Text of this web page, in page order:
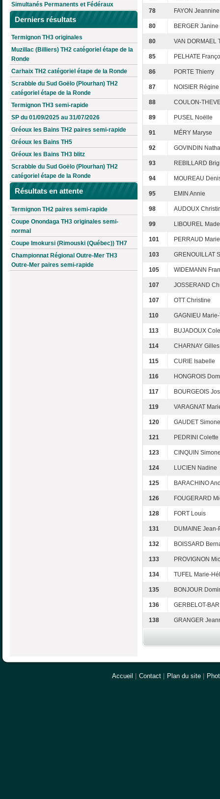
Simultanés Permanents et Fédéraux
Derniers résultats
Termignon TH3 originales
Muzillac (Billiers) TH2 catégoriel étape de la
Ronde
Carhaix TH2 catégoriel étape de la Ronde
Scrabble du Sud Goëlo (Plourhan) TH2
catégoriel étape de la Ronde
Termignon TH3 semi-rapide
SP du 01/09/2025 au 31/07/2026
Gréoux les Bains TH2 paires semi-rapide
Gréoux les Bains TH5
Gréoux les Bains TH3 blitz
Scrabble du Sud Goëlo (Plourhan) TH2
catégoriel étape de la Ronde
Résultats en attente
Termignon TH2 paires semi-rapide
Coupe Onondaga TH3 originales semi-
normal
Coupe Imokursi (Rimouski (Québec)) TH7
Championnat Régional Outre-Mer TH3
Outre-Mer paires semi-rapide
78 FAYON Jeannine
80 BERGER Janine
80 VAN DORMAEL
85 PELHATE
86 PORTE Thierry
87 NOISIER Régine
88 COULON-
89 PUSEL Noëlle
91 MÉRY Maryse
92 GOVINDIN
93 REBILLARD
94 MOUREAU
95 EMIN Annie
98 AUDOUX
99 LIBOUREL
101 PERRAUD
103 GRENOUILLAT
105 WIDEMANN
107 JOSSERAND
107 OTT Christine
110 GAGNIEU
113 BUJADOUX
114 CHARNAY Gilles
115 CURIE Isabelle
116 HONGROIS
117 BOURGEOIS
119 VARAGNAT
120 GAUDET Simone
121 PEDRINI Colette
123 CINQUIN
124 LUCIEN Nadine
125 BARACHINO
126 FOUGERARD
128 FORT Louis
131 DUMAINE Jean-
132 BOISSARD
133 PROVIGNON
134 TUFEL Marie-
135 BONJOUR
136 GERBELOT-
138 GRANGER
Accueil Contact Plan du site